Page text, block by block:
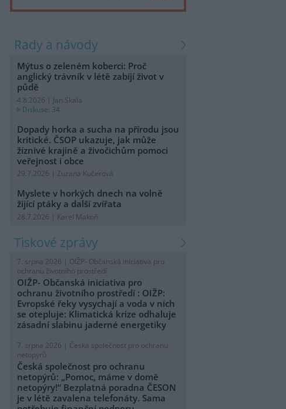
rady a návody
Mýtus o zeleném koberci: Proč
anglický trávník v létě zabíjí život v
půdě
4.8.2026 | Jan Skala
Diskuse: 34
Dopady horka a sucha na přírodu jsou
kritické. ČSOP ukazuje, jak může
žíznivé krajině a živočichům pomoci
veřejnost i obce
29.7.2026 | Zuzana Kučerová
Myslete v horkých dnech na volně
žijící ptáky a další zvířata
28.7.2026 | Karel Makoň
tiskové zprávy
7. srpna 2026 | OIŽP- Občanská iniciativa pro
ochranu životního prostředí
OIŽP- Občanská iniciativa pro
ochranu životního prostředí : OIŽP:
Evropské řeky vysychají a voda v nich
se otepluje: Klimatická krize odhaluje
zásadní slabinu jaderné energetiky
7. srpna 2026 | Česká společnost pro ochranu
netopýrů
Česká společnost pro ochranu
netopýrů: „Pomoc, máme v domě
netopýry!“ Bezplatná poradna ČESON
je v létě zavalena telefonáty. Sama